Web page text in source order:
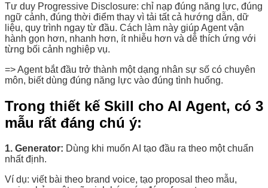
Tư duy Progressive Disclosure: chỉ nạp đúng năng lực, đúng
ngữ cảnh, đúng thời điểm thay vì tải tất cả hướng dẫn, dữ
liệu, quy trình ngay từ đầu. Cách làm này giúp Agent vận
hành gọn hơn, nhanh hơn, ít nhiễu hơn và dễ thích ứng với
từng bối cảnh nghiệp vụ.
=> Agent bắt đầu trở thành một dạng nhân sự số có chuyên
môn, biết dùng đúng năng lực vào đúng tình huống.
Trong thiết kế Skill cho AI Agent, có 3
mẫu rất đáng chú ý:
1. Generator: Dùng khi muốn AI tạo đầu ra theo một chuẩn
nhất định.
Ví dụ: viết bài theo brand voice, tạo proposal theo mẫu,